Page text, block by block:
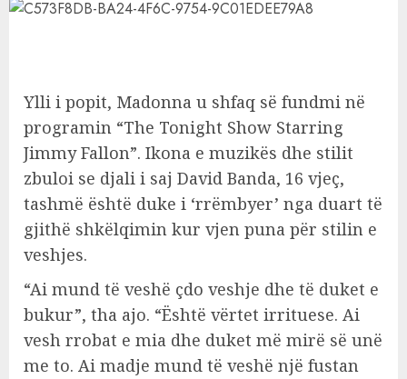
Ylli i popit, Madonna u shfaq së fundmi në
programin “The Tonight Show Starring
Jimmy Fallon”. Ikona e muzikës dhe stilit
zbuloi se djali i saj David Banda, 16 vjeç,
tashmë është duke i ‘rrëmbyer’ nga duart të
gjithë shkëlqimin kur vjen puna për stilin e
veshjes.
“Ai mund të veshë çdo veshje dhe të duket e
bukur”, tha ajo. “Është vërtet irrituese. Ai
vesh rrobat e mia dhe duket më mirë së unë
me to. Ai madje mund të veshë një fustan